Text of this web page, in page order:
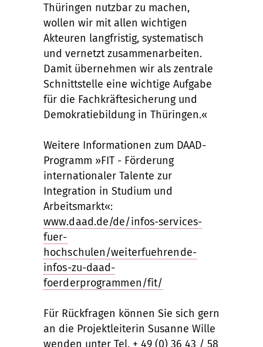
Thüringen nutzbar zu machen,
wollen wir mit allen wichtigen
Akteuren langfristig, systematisch
und vernetzt zusammenarbeiten.
Damit übernehmen wir als zentrale
Schnittstelle eine wichtige Aufgabe
für die Fachkräftesicherung und
Demokratiebildung in Thüringen.«
Weitere Informationen zum DAAD-
Programm »FIT - Förderung
internationaler Talente zur
Integration in Studium und
Arbeitsmarkt«:
www.daad.de/de/infos-services-
fuer-
hochschulen/weiterfuehrende-
infos-zu-daad-
foerderprogrammen/fit/
Für Rückfragen können Sie sich gern
an die Projektleiterin Susanne Wille
wenden unter Tel. + 49 (0) 36 43 / 58